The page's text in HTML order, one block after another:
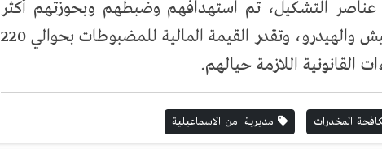
عناصر التشكيل، تم استهدافهم وضبطهم وبحوزتهم أكثر
من 3 أطنان من مخدرَي الحشيش والهيدرو، وتقدر القيمة المالية للمضبوطات بحوالي 220
القانونية اللازمة حيالهم.
المخدرات مديرية امن الاسماعيلية